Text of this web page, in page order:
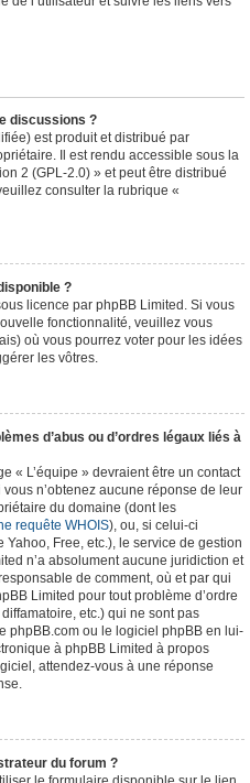
discussions ?
est produit et distribué par
Il est rendu accessible sous la
2 (GPL-2.0) » et peut être distribué
consulter la rubrique «
?
licence par phpBB Limited. Si vous
fonctionnalité, veuillez vous
où vous pourrez voter pour les idées
les vôtres.
d’abus ou d’ordres légaux liés à
« L’équipe » devraient être un contact
n’obtenez aucune réponse de leur
du domaine (dont les
requête WHOIS), ou, si celui-ci
Free, etc.), le service de gestion
n’a absolument aucune juridiction et
de comment, où et par qui
Limited pour tout problème d’ordre
etc.) qui ne sont pas
phpBB.com ou le logiciel phpBB en lui-
à phpBB Limited à propos
attendez-vous à une réponse
du forum ?